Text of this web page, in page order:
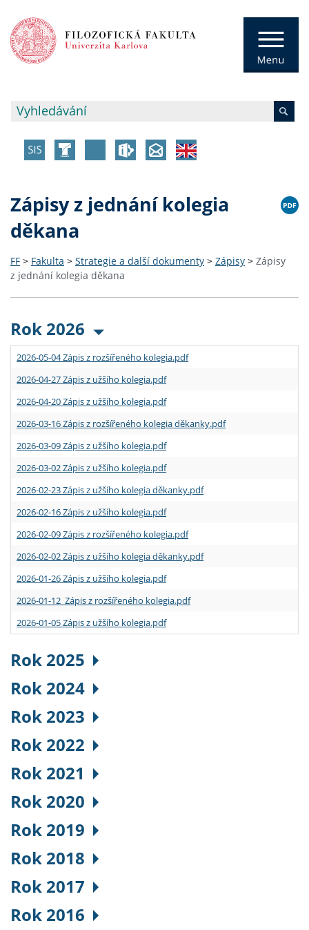
Zápisy z jednání kolegia
děkana
FF > Fakulta > Strategie a další dokumenty > Zápisy > Zápisy
z jednání kolegia děkana
Rok 2026
2026-05-04 Zápis z rozšířeného kolegia.pdf
2026-04-27 Zápis z užšího kolegia.pdf
2026-04-20 Zápis z užšího kolegia.pdf
2026-03-16 Zápis z rozšířeného kolegia děkanky.pdf
2026-03-09 Zápis z užšího kolegia.pdf
2026-03-02 Zápis z užšího kolegia.pdf
2026-02-23 Zápis z užšího kolegia děkanky.pdf
2026-02-16 Zápis z užšího kolegia.pdf
2026-02-09 Zápis z rozšířeného kolegia.pdf
2026-02-02 Zápis z užšího kolegia děkanky.pdf
2026-01-26 Zápis z užšího kolegia.pdf
2026-01-12 Zápis z rozšířeného kolegia.pdf
2026-01-05 Zápis z užšího kolegia.pdf
Rok 2025
Rok 2024
Rok 2023
Rok 2022
Rok 2021
Rok 2020
Rok 2019
Rok 2018
Rok 2017
Rok 2016